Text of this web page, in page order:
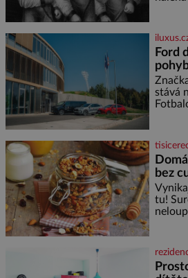
žena
muž
budí
smrti
Ford
stává
i
bez
tu! Suroviny Vždy 1 šálek –